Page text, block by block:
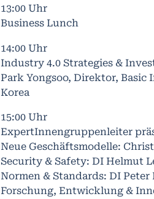
13:00 Uhr
Business Lunch
14:00 Uhr
Industry 4.0 Strategies &
Park Yongsoo, Direktor,
Korea
15:00 Uhr
ExpertInnengruppenleiter
Neue Geschäftsmodelle:
Security & Safety: DI Helmut
Normen & Standards: DI Peter
Forschung, Entwicklung &